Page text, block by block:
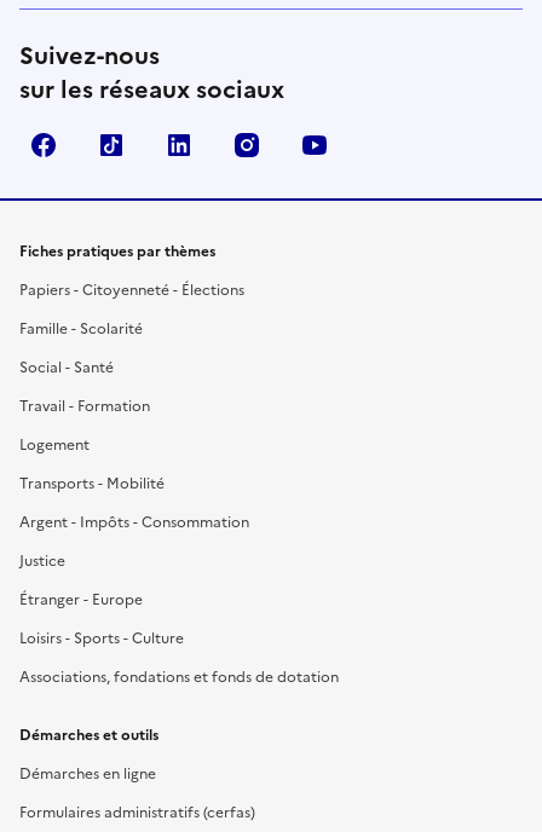
Suivez-nous
sur les réseaux sociaux
FacebookTikTok LinkedIn Instagram
Fiches pratiques par thèmes
Papiers - Citoyenneté - Élections
Famille - Scolarité
Social - Santé
Travail - Formation
Logement
Transports - Mobilité
Argent - Impôts - Consommation
Justice
Étranger - Europe
Loisirs - Sports - Culture
Associations, fondations et fonds de dotation
Démarches et outils
Démarches en ligne
Formulaires administratifs (cerfas)